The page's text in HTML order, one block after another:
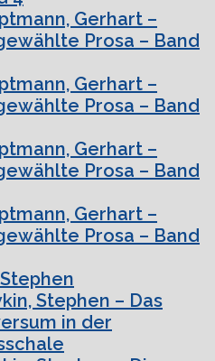
Gerhart –
Prosa – Band
Gerhart –
Prosa – Band
Gerhart –
Prosa – Band
Gerhart –
Prosa – Band
Stephen – Das
in der